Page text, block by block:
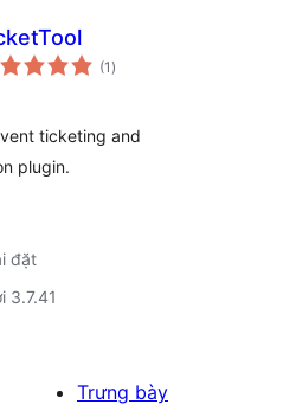
(1 tổng
đánh
)
ticketing and
plugin.
đặt
3.7.41
Trưng bày